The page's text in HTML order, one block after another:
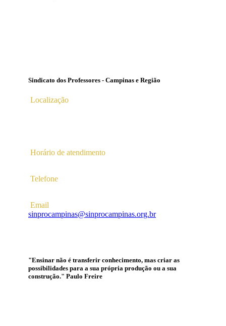
Sindicato dos Professores - Campinas e Região
Localização
Horário de atendimento
Telefone
Email
sinprocampinas@sinprocampinas.org.br
"Ensinar não é transferir conhecimento, mas criar as
possibilidades para a sua própria produção ou a sua
construção." Paulo Freire